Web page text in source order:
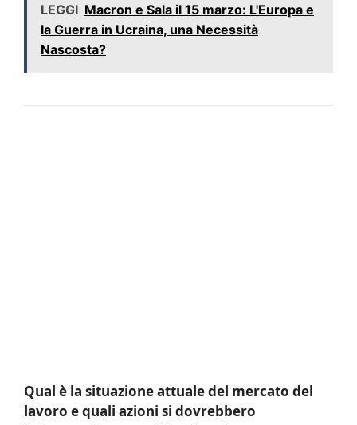
LEGGI Macron e Sala il 15 marzo: L'Europa e
la Guerra in Ucraina, una Necessità
Nascosta?
Qual è la situazione attuale del mercato del
lavoro e quali azioni si dovrebbero